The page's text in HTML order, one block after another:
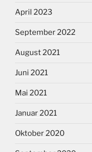
April 2023
September 2022
August 2021
Juni 2021
Mai 2021
Januar 2021
Oktober 2020